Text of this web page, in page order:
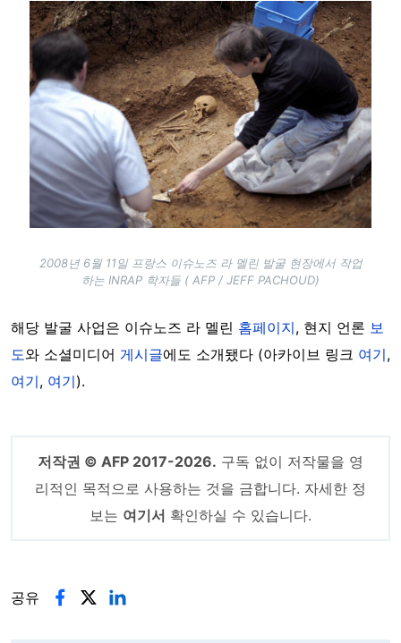
Image
2008년 6월 11일 프랑스 이슈노즈 라 멜린 발굴 현장에서 작업
하는 INRAP 학자들 ( AFP / JEFF PACHOUD)
해당 발굴 사업은 이슈노즈 라 멜린 홈페이지, 현지 언론 보
도와 소셜미디어 게시글에도 소개됐다 (아카이브 링크 여기,
여기, 여기).
저작권 © AFP 2017-2026. 구독 없이 저작물을 영
리적인 목적으로 사용하는 것을 금합니다. 자세한 정
보는 여기서 확인하실 수 있습니다.
공유